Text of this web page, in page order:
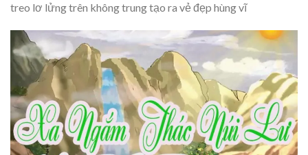
treo lơ lửng trên không trung tạo ra vẻ đẹp hùng vĩ